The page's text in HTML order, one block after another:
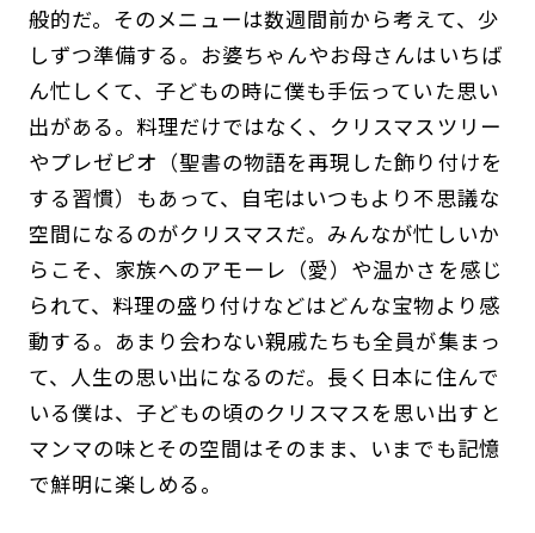
般的だ。そのメニューは数週間前から考えて、少
しずつ準備する。お婆ちゃんやお母さんはいちば
ん忙しくて、子どもの時に僕も手伝っていた思い
出がある。料理だけではなく、クリスマスツリー
やプレゼピオ（聖書の物語を再現した飾り付けを
する習慣）もあって、自宅はいつもより不思議な
空間になるのがクリスマスだ。みんなが忙しいか
らこそ、家族へのアモーレ（愛）や温かさを感じ
られて、料理の盛り付けなどはどんな宝物より感
動する。あまり会わない親戚たちも全員が集まっ
て、人生の思い出になるのだ。長く日本に住んで
いる僕は、子どもの頃のクリスマスを思い出すと
マンマの味とその空間はそのまま、いまでも記憶
で鮮明に楽しめる。